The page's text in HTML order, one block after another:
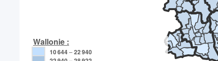
Wallonie :
10 644–22 940